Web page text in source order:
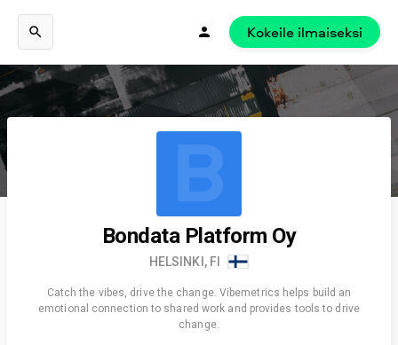
Kokeile ilmaiseksi
B
Bondata Platform Oy
HELSINKI, FI
Catch the vibes, drive the change. Vibemetrics helps build an
emotional connection to shared work and provides tools to drive
change.